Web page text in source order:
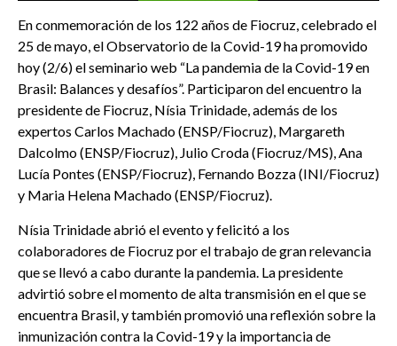
En conmemoración de los 122 años de Fiocruz, celebrado el
25 de mayo, el Observatorio de la Covid-19 ha promovido
hoy (2/6) el seminario web “La pandemia de la Covid-19 en
Brasil: Balances y desafíos”. Participaron del encuentro la
presidente de Fiocruz, Nísia Trinidade, además de los
expertos Carlos Machado (ENSP/Fiocruz), Margareth
Dalcolmo (ENSP/Fiocruz), Julio Croda (Fiocruz/MS), Ana
Lucía Pontes (ENSP/Fiocruz), Fernando Bozza (INI/Fiocruz)
y Maria Helena Machado (ENSP/Fiocruz).
Nísia Trinidade abrió el evento y felicitó a los
colaboradores de Fiocruz por el trabajo de gran relevancia
que se llevó a cabo durante la pandemia. La presidente
advirtió sobre el momento de alta transmisión en el que se
encuentra Brasil, y también promovió una reflexión sobre la
inmunización contra la Covid-19 y la importancia de